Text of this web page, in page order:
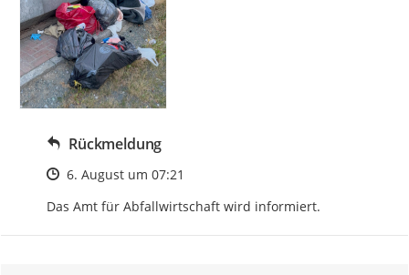
Rückmeldung
Zeitpunkt des Erstellens
6. August um 07:21
Das Amt für Abfallwirtschaft wird informiert.